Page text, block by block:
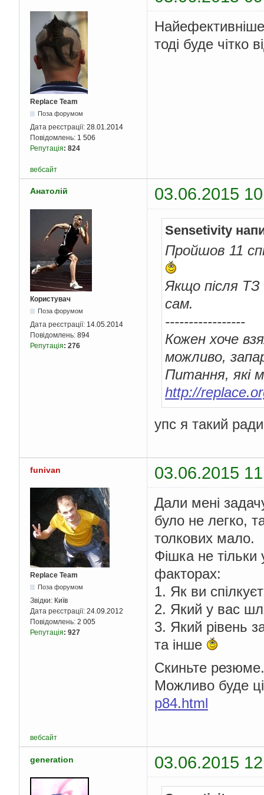
Replace Team
Поза форумом
Дата реєстрації: 28.01.2014
Повідомлень: 1 506
Репутація: 824
Найефективніше
тоді буде чітко
вебсайт
Анатолій 03.06.2015
Користувач
Поза форумом
Дата реєстрації: 14.05.2014
Повідомлень: 894
Репутація: 276
Sensetivity
Пройшов 11
Якщо після ТЗ
сам.
-----------------
Кожен хоче
можливо,
Питання, які
http://
упс я такий
funivan 03.06.2015
Replace Team
Поза форумом
Звідки: Київ
Дата реєстрації: 24.09.2012
Повідомлень: 2 005
Репутація: 927
Дали мені
було не легко,
толкових мало.
Фішка не тільки
факторах:
1. Як ви
2. Який у вас
3. Який рівень
та інше
Скиньте
Можливо буде
p84.html
вебсайт
generation 03.06.2015